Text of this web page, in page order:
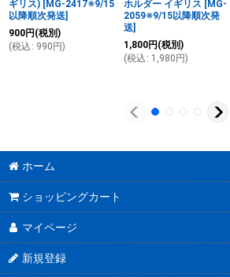
ギリス) [MG-2417※9/15
以降順次発送]
900円 (税別)
(税込 : 990 円)
ホルダー イギリス [MG-
2059※9/15以降順次発
送]
1,800円 (税別)
(税込 : 1,980 円)
ホーム
ショッピングカート
マイページ
新規登録